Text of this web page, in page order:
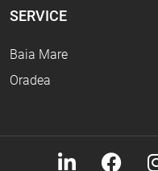
SERVICE
Baia Mare
Oradea